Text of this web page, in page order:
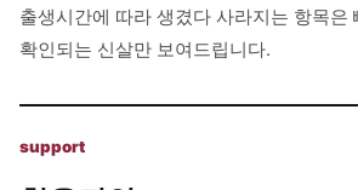
출생시간에 따라 생겼다 사라지는 항목은
확인되는 신살만 보여드립니다.
support